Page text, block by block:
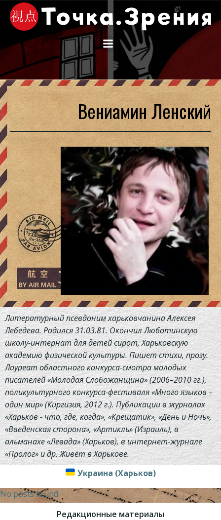
Перейти
к
содержимому
Вениамин Ленский
Литературный псевдоним харьковчанина Алексея
Лебедева. Родился 31.03.81. Окончил Люботинскую
школу-интернат для детей сирот, Харьковскую
академию физической культуры. Пишет стихи, прозу.
Лауреат областного конкурса-смотра молодых
писателей «Молодая Слобожанщина» (2006–2010 гг.),
поликультурного конкурса-фестиваля «Много языков –
один мир» (Киргизия, 2012 г.). Публикации в журналах
«Харьков - что, где, когда», «Крещатик», «День и Ночь»,
«Введенская сторона», «Артикль» (Израиль), в
альманахе «Левада» (Харьков), в интернет-журнале
«Пролог» и др. Живёт в Харькове.
Украина (Харьков)
No posts found
Редакционные материалы